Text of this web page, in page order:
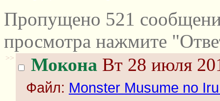
Пропущено 521
просмотра нажмите
>> Мокона Вт 28 июля
Файл: Monster Musume no